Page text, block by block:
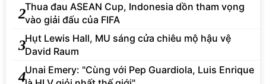
2Thua đau ASEAN Cup, Indonesia dồn tham vọng
vào giải đấu của FIFA
3Hụt Lewis Hall, MU sáng cửa chiêu mộ hậu vệ
David Raum
4Unai Emery: "Cùng với Pep Guardiola, Luis Enrique